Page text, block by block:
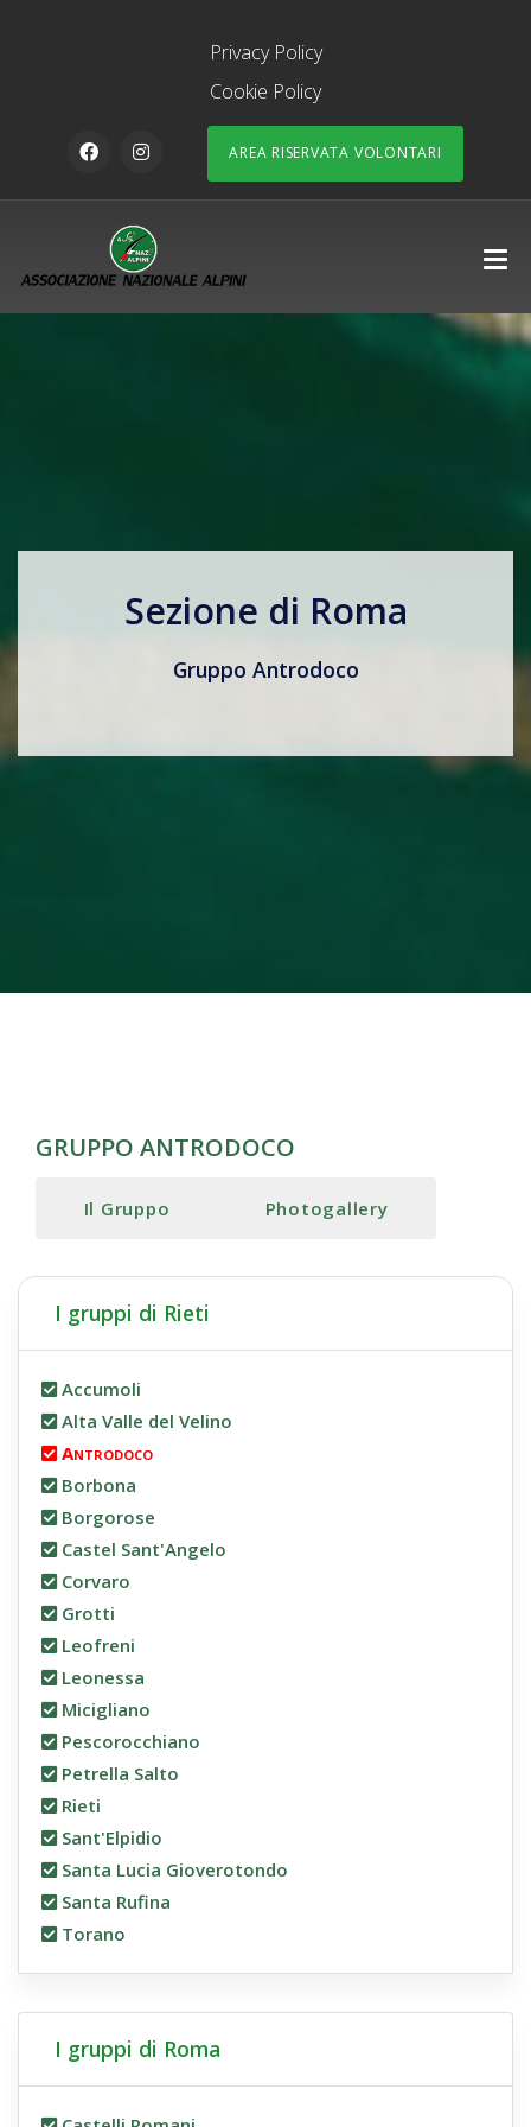
Privacy Policy
Cookie Policy
AREA RISERVATA VOLONTARI
Sezione di Roma
Gruppo Antrodoco
GRUPPO ANTRODOCO
Il Gruppo Photogallery
I gruppi di Rieti
Accumoli
Alta Valle del Velino
Antrodoco
Borbona
Borgorose
Castel Sant'Angelo
Corvaro
Grotti
Leofreni
Leonessa
Micigliano
Pescorocchiano
Petrella Salto
Rieti
Sant'Elpidio
Santa Lucia Gioverotondo
Santa Rufina
Torano
I gruppi di Roma